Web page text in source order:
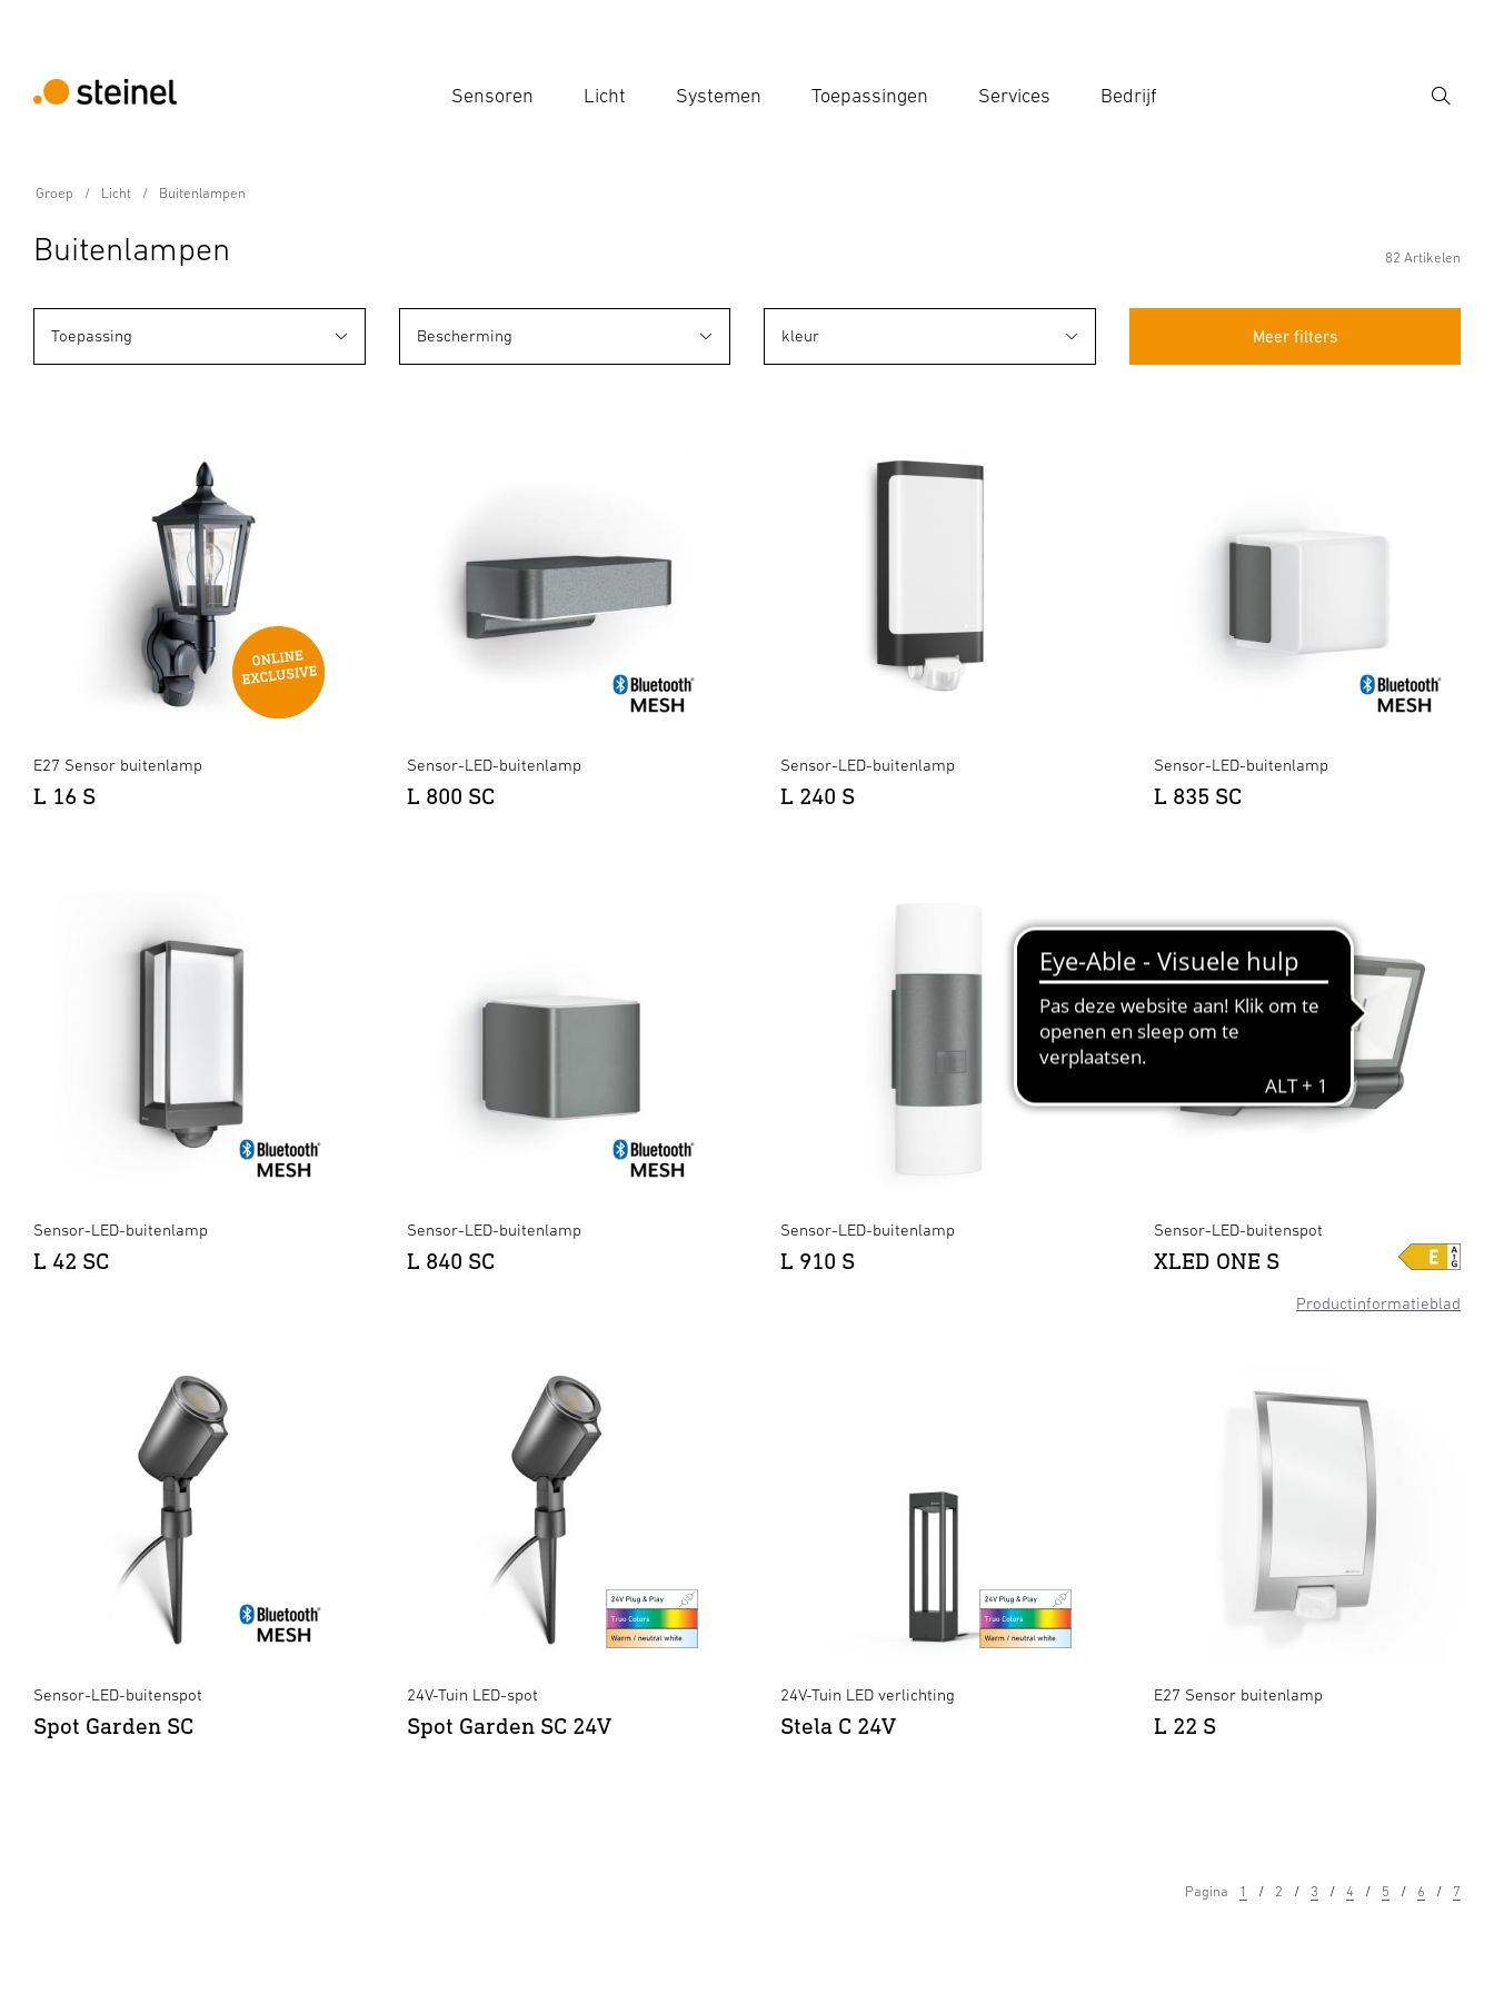
Sensoren Licht Systemen Toepassingen Services Bedrijf
Zoek
Groep Licht Buitenlampen
Buitenlampen 82 Artikelen
Meer filters
Toepassing Bescherming kleur
E27 Sensor buitenlamp
L 16 S
Sensor-LED-buitenlamp
L 800 SC
Sensor-LED-buitenlamp
L 240 S
Sensor-LED-buitenlamp
L 835 SC
Sensor-LED-buitenlamp
L 42 SC
Sensor-LED-buitenlamp
L 840 SC
Sensor-LED-buitenlamp
L 910 S
Productinformatieblad
Sensor-LED-buitenspot
XLED ONE S
Sensor-LED-buitenspot
Spot Garden SC
24V-Tuin LED-spot
Spot Garden SC 24V
24V-Tuin LED verlichting
Stela C 24V
E27 Sensor buitenlamp
L 22 S
Pagina 1 2 3 4 5 6 7